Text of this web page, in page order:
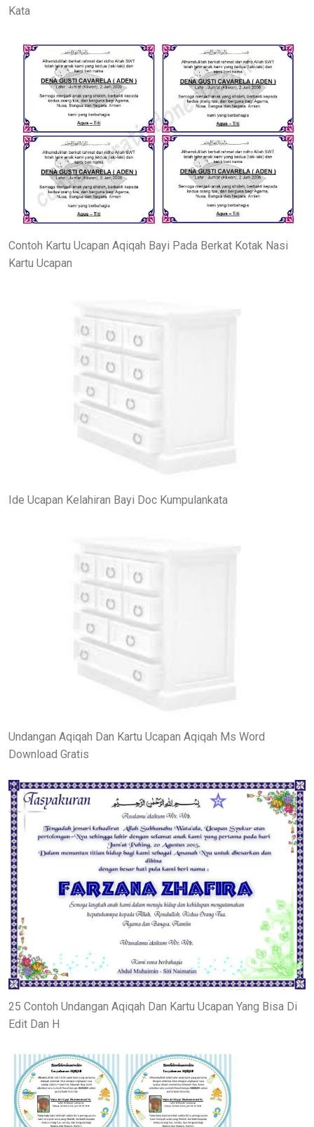
Kata
Contoh Kartu Ucapan Aqiqah Bayi Pada Berkat Kotak Nasi
Kartu Ucapan
Ide Ucapan Kelahiran Bayi Doc Kumpulankata
Undangan Aqiqah Dan Kartu Ucapan Aqiqah Ms Word
Download Gratis
25 Contoh Undangan Aqiqah Dan Kartu Ucapan Yang Bisa Di
Edit Dan H